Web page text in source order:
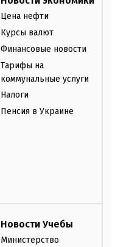
Цена нефти
Курсы валют
Финансовые новости
Тарифы на
коммунальные услуги
Налоги
Пенсия в Украине
Новости Учебы
Министерство